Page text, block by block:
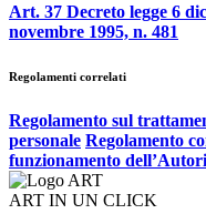
Art. 37 Decreto legge 6
novembre 1995, n. 481
Regolamenti correlati
Regolamento sul
personale Regolamento
funzionamento
ART IN UN CLICK